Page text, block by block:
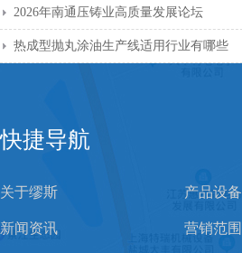
2026年南通压铸业高质量发展论坛
热成型抛丸涂油生产线适用行业有哪些
快捷导航
关于缪斯 产品设备
新闻资讯 营销范围